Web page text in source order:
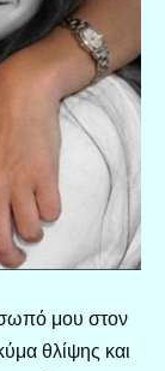
μου στον
θλίψης και